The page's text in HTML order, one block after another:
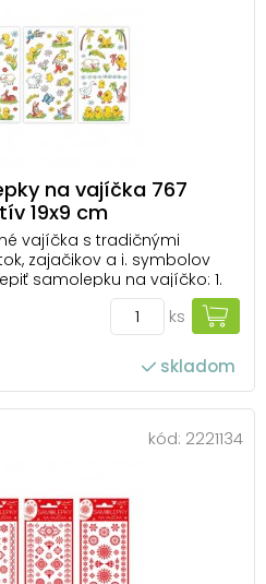
na vajíčka 767
19x9 cm
vajíčka s tradičnými
zajačikov a i. symbolov
samolepku na vajíčko: 1.
odmastené a suché
Opatrne odlepte
fólie. 3....
ks
skladom
kód: 2221134